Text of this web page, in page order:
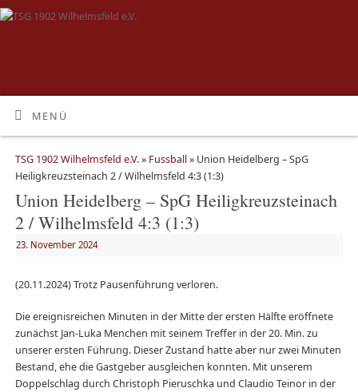
MENÜ
TSG 1902 Wilhelmsfeld e.V.» Fussball» Union Heidelberg – SpG
Heiligkreuzsteinach 2 / Wilhelmsfeld 4:3 (1:3)
Union Heidelberg – SpG Heiligkreuzsteinach
2 / Wilhelmsfeld 4:3 (1:3)
23. November 2024
(20.11.2024) Trotz Pausenführung verloren.
Die ereignisreichen Minuten in der Mitte der ersten Hälfte eröffnete
zunächst Jan-Luka Menchen mit seinem Treffer in der 20. Min. zu
unserer ersten Führung. Dieser Zustand hatte aber nur zwei Minuten
Bestand, ehe die Gastgeber ausgleichen konnten. Mit unserem
Doppelschlag durch Christoph Pieruschka und Claudio Teinor in der